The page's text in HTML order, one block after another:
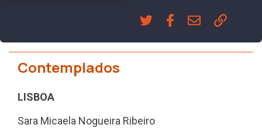
Contemplados
LISBOA
Sara Micaela Nogueira Ribeiro